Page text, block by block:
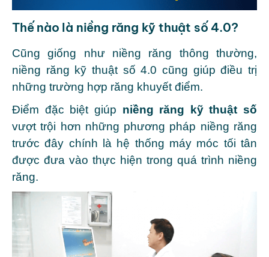
Thế nào là niềng răng kỹ thuật số 4.0?
Cũng giống như niềng răng thông thường,
niềng răng kỹ thuật số 4.0 cũng giúp điều trị
những trường hợp răng khuyết điểm.
Điểm đặc biệt giúp niềng răng kỹ thuật số
vượt trội hơn những phương pháp niềng răng
trước đây chính là hệ thống máy móc tối tân
được đưa vào thực hiện trong quá trình niềng
răng.